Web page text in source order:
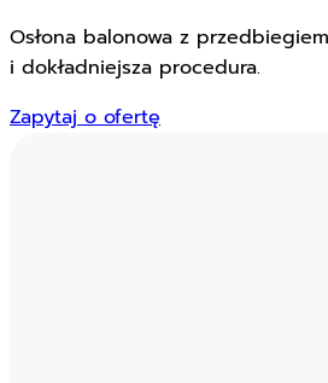
Osłona balonowa z
i dokładniejsza procedura.
Zapytaj o ofertę